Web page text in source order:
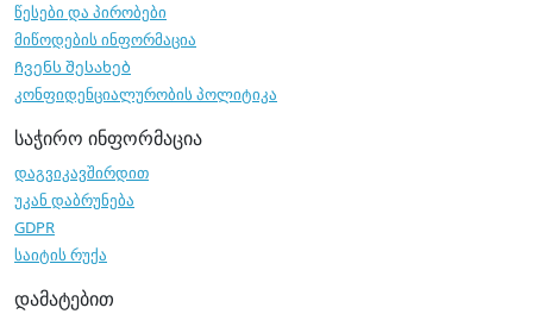
წესები და პირობები
მიწოდების ინფორმაცია
Ჩვენს შესახებ
კონფიდენციალურობის პოლიტიკა
საჭირო ინფორმაცია
დაგვიკავშირდით
უკან დაბრუნება
GDPR
საიტის რუქა
დამატებით